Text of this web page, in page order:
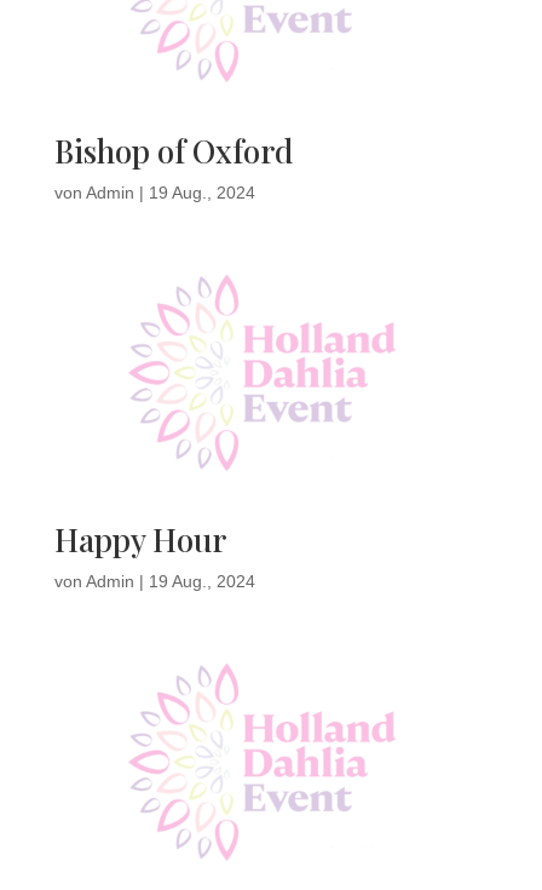
Bishop of Oxford
von Admin | 19 Aug., 2024
Happy Hour
von Admin | 19 Aug., 2024